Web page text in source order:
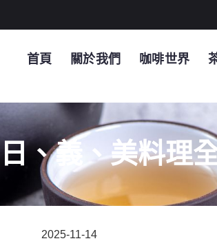
首頁 關於我們 咖啡世界
、義、美料理
2025-11-14